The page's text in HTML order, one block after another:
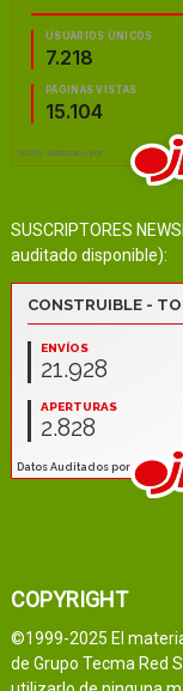
SUSCRIPTORES
auditado disponible):
COPYRIGHT
©1999-2025 El
de Grupo Tecma Red